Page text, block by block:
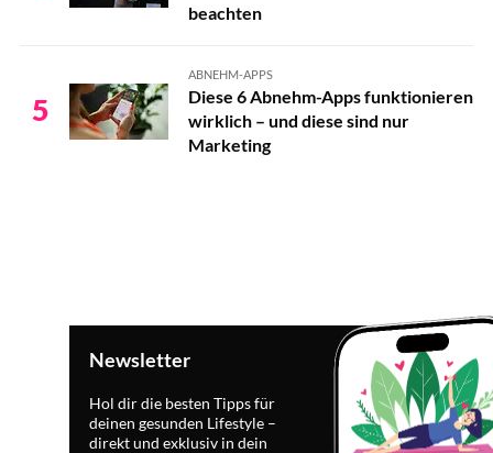
beachten
5
ABNEHM-APPS
Diese 6 Abnehm-Apps funktionieren
wirklich – und diese sind nur
Marketing
Newsletter
Hol dir die besten Tipps für
deinen gesunden Lifestyle –
direkt und exklusiv in dein